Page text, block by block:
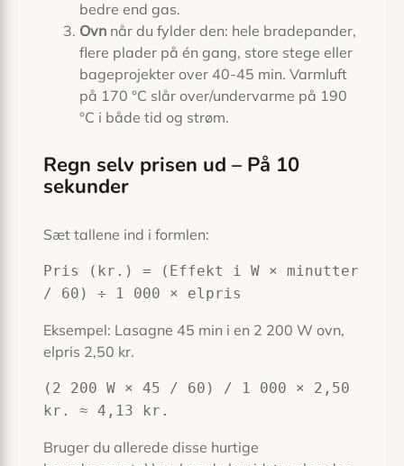
bedre end gas.
Ovn når du fylder den: hele bradepander,
flere plader på én gang, store stege eller
bageprojekter over 40-45 min. Varmluft
på 170 °C slår over/undervarme på 190
°C i både tid og strøm.
Regn selv prisen ud – På 10
sekunder
Sæt tallene ind i formlen:
Pris (kr.) = (Effekt i W × minutter
/ 60) ÷ 1 000 × elpris
Eksempel: Lasagne 45 min i en 2 200 W ovn,
elpris 2,50 kr.
(2 200 W × 45 / 60) / 1 000 × 2,50
kr. ≈ 4,13 kr.
Bruger du allerede disse hurtige